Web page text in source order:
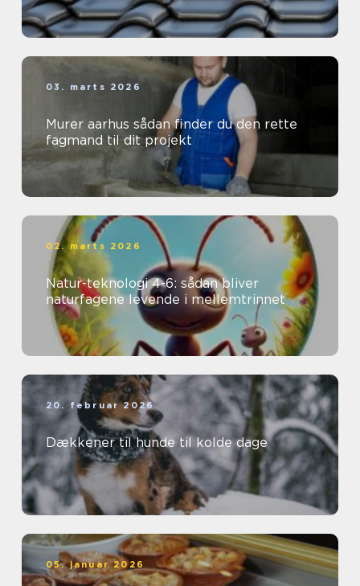
03. marts 2026
Murer aarhus sådan finder du den rette
fagmand til dit projekt
02. marts 2026
Natur-teknologi 4-6: sådan bliver
naturfagene levende i mellemtrinnet
20. februar 2026
Dækkener til hunde til kolde dage
05. januar 2026